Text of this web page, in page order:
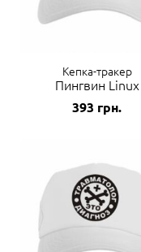
Кепка-тракер
Пингвин Linux
393 грн.